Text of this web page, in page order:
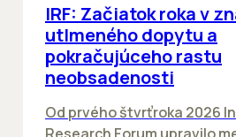
IRF: Začiatok roka v
utlmeného dopytu a
pokračujúceho rastu
neobsadenosti
Od prvého štvrťroka 2026